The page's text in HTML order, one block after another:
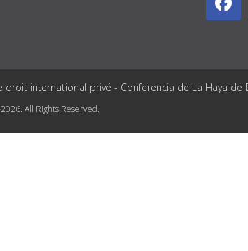
international privé - Conferencia de La Haya de
All Rights Reserved.